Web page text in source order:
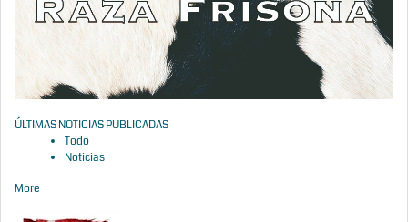
ÚLTIMAS NOTICIAS PUBLICADAS
Todo
Noticias
More